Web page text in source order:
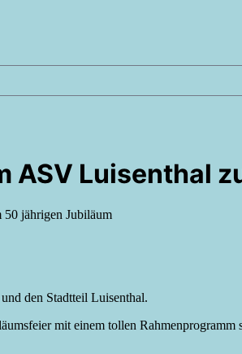
ASV Luisenthal
jährigen Jubiläum
den Stadtteil Luisenthal.
mit einem tollen Rahmenprogramm